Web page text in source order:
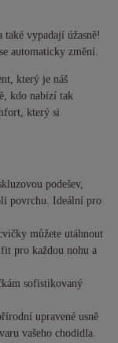
vypadají úžasně!
automaticky změní.
který je náš
kdo nabízí tak
který si
podešev,
povrchu. Ideální pro
můžete utáhnout
pro každou nohu a
sofistikovaný
upravené usně
vašeho chodidla.